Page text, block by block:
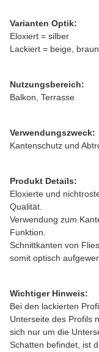
Varianten Optik:
Eloxiert = silber
Lackiert = beige,
Nutzungsbereich:
Balkon, Terrasse
Verwendungszweck:
Kantenschutz und
Produkt Details:
Eloxierte und
Qualität.
Verwendung zum
Funktion.
Schnittkanten von
somit optisch
Wichtiger Hinweis:
Bei den lackierten
Unterseite des Profils
sich nur um die
Schatten befindet, ist